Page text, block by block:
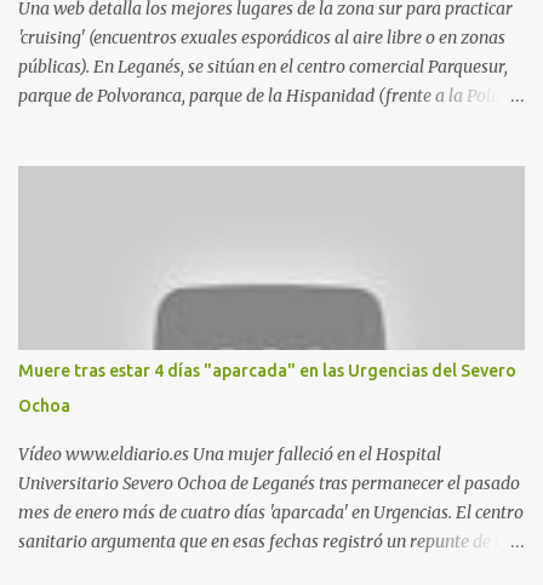
Una web detalla los mejores lugares de la zona sur para practicar
'cruising' (encuentros exuales esporádicos al aire libre o en zonas
públicas). En Leganés, se sitúan en el centro comercial Parquesur,
parque de Polvoranca, parque de la Hispanidad (frente a la Policía
estadio municipal de Butarque) y caminos entre el estadio y Plaza
Nueva. Otro lugar: Escombrera de Polvoranca, entre Leganés y
Móstoles También en el parque de la Hispanidad, situado frente a
la Policía Local de Leganés de la calle Chile, 1, y junto al
cementerio de Butarque". Más información
Muere tras estar 4 días "aparcada" en las Urgencias del Severo
Ochoa
Vídeo www.eldiario.es Una mujer falleció en el Hospital
Universitario Severo Ochoa de Leganés tras permanecer el pasado
mes de enero más de cuatro días 'aparcada' en Urgencias. El centro
sanitario argumenta que en esas fechas registró un repunte de las